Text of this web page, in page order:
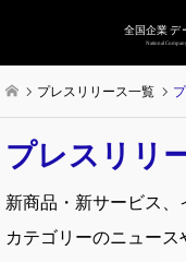
プレスリリース一覧
プレスリリ
新商品・新サービス
カテゴリーのニュー